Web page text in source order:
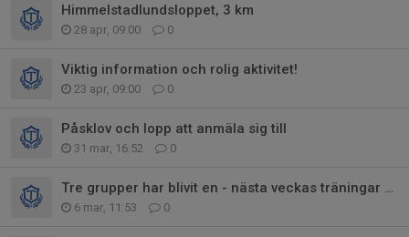
Himmelstadlundsloppet, 3 km
28 apr, 09:00 0
Viktig information och rolig aktivitet!
23 apr, 09:00 0
Påsklov och lopp att anmäla sig till
31 mar, 16:52 0
Tre grupper har blivit en - nästa veckas träningar och tävling!
6 mar, 11:53 0